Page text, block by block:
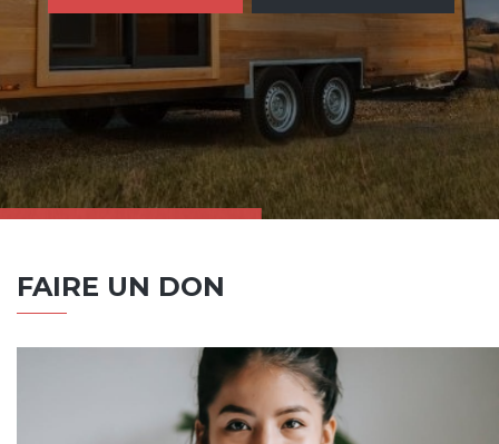
cuisiner, etc.
FAIRE UN DON